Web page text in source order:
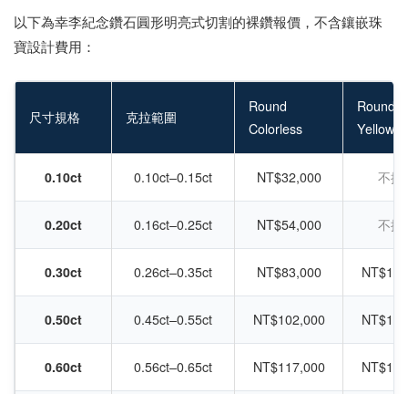
以下為幸李紀念鑽石圓形明亮式切割的裸鑽報價，不含鑲嵌珠
寶設計費用：
尺寸規格 克拉範圍
Round
Colorless
Round
Yellow
0.10ct 0.10ct–0.15ct NT$32,000 不提
0.20ct 0.16ct–0.25ct NT$54,000 不提
0.30ct 0.26ct–0.35ct NT$83,000
0.50ct 0.45ct–0.55ct NT$102,000
0.60ct 0.56ct–0.65ct NT$117,000